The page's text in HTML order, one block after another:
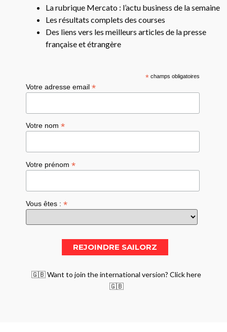
La rubrique Mercato : l’actu business de la semaine
Les résultats complets des courses
Des liens vers les meilleurs articles de la presse
française et étrangère
*champs obligatoires
Votre adresse email*
Votre nom*
Votre prénom*
Vous êtes :*
🇬🇧 Want to join the international version? Click here
🇬🇧